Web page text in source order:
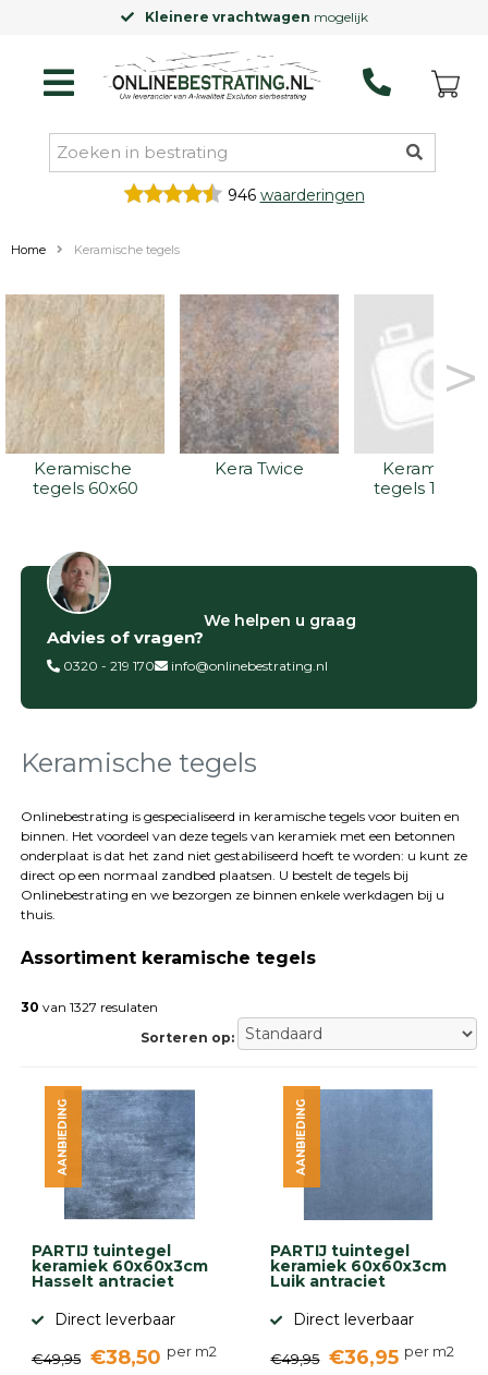
mogelijk
946 waarderingen
Home Keramische tegels
Keramische
tegels 60x60
Kera Twice
Keramische
tegels
>
Filter op
Categorieën
Betontegels
tegels
Natuursteen
Terrastegels
Tuintegels
Stoeptegels
Buitentegels
Balkontegels
Sierbestrating
Gebakken
bestrating
Trommelstenen
Wildverband
bestrating
Muurelementen
Straatklinkers
Opsluitbanden
Betonbanden
Palissades
Advies of vragen?
We helpen u graag
0320 - 219 170 info@onlinebestrating.nl
Keramische tegels
Onlinebestrating is gespecialiseerd in keramische tegels voor buiten en
binnen. Het voordeel van deze tegels van keramiek met een betonnen
onderplaat is dat het zand niet gestabiliseerd hoeft te worden: u kunt ze
direct op een normaal zandbed plaatsen. U bestelt de tegels bij
Onlinebestrating en we bezorgen ze binnen enkele werkdagen bij u
thuis.
Assortiment keramische tegels
30 van 1327 resulaten
Sorteren op:
PARTIJ tuintegel
keramiek 60x60x3cm
Hasselt antraciet
Direct leverbaar
€49,95 €38,50 per m2
AANBIEDING
PARTIJ tuintegel
keramiek 60x60x3cm
Luik antraciet
Direct leverbaar
€49,95 €36,95 per m2
AANBIEDING